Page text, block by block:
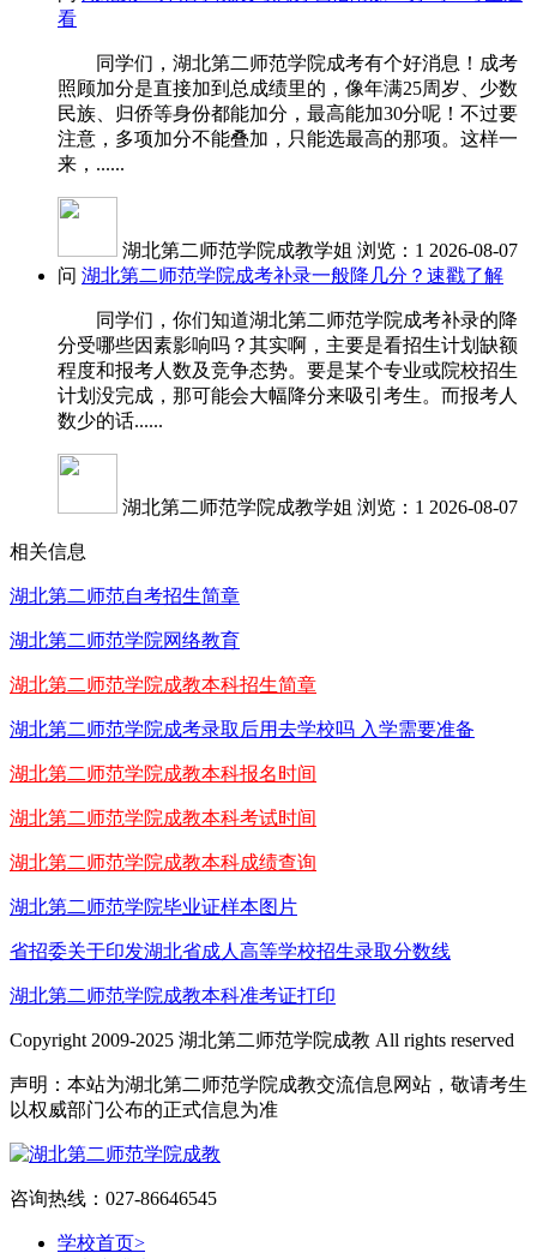
看
同学们，湖北第二师范学院成考有个好消息！成考
照顾加分是直接加到总成绩里的，像年满25周岁、少数
民族、归侨等身份都能加分，最高能加30分呢！不过要
注意，多项加分不能叠加，只能选最高的那项。这样一
来，......
湖北第二师范学院成教学姐 浏览：1 2026-08-07
问 湖北第二师范学院成考补录一般降几分？速戳了解
同学们，你们知道湖北第二师范学院成考补录的降
分受哪些因素影响吗？其实啊，主要是看招生计划缺额
程度和报考人数及竞争态势。要是某个专业或院校招生
计划没完成，那可能会大幅降分来吸引考生。而报考人
数少的话......
湖北第二师范学院成教学姐 浏览：1 2026-08-07
相关信息
湖北第二师范自考招生简章
湖北第二师范学院网络教育
湖北第二师范学院成教本科招生简章
湖北第二师范学院成考录取后用去学校吗 入学需要准备
湖北第二师范学院成教本科报名时间
湖北第二师范学院成教本科考试时间
湖北第二师范学院成教本科成绩查询
湖北第二师范学院毕业证样本图片
省招委关于印发湖北省成人高等学校招生录取分数线
湖北第二师范学院成教本科准考证打印
Copyright 2009-2025 湖北第二师范学院成教 All rights reserved
声明：本站为湖北第二师范学院成教交流信息网站，敬请考生
以权威部门公布的正式信息为准
咨询热线：027-86646545
学校首页>